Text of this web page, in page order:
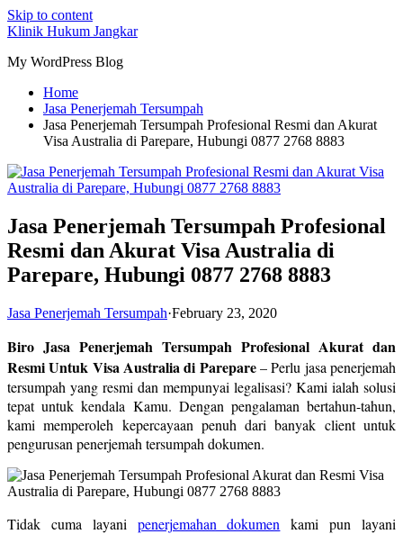
Skip to content
Klinik Hukum Jangkar
My WordPress Blog
Home
Jasa Penerjemah Tersumpah
Jasa Penerjemah Tersumpah Profesional Resmi dan Akurat
Visa Australia di Parepare, Hubungi 0877 2768 8883
Jasa Penerjemah Tersumpah Profesional
Resmi dan Akurat Visa Australia di
Parepare, Hubungi 0877 2768 8883
Jasa Penerjemah Tersumpah·February 23, 2020
Biro Jasa Penerjemah Tersumpah Profesional Akurat dan
Resmi Untuk Visa Australia di Parepare– Perlu jasa penerjemah
tersumpah yang resmi dan mempunyai legalisasi? Kami ialah solusi
tepat untuk kendala Kamu. Dengan pengalaman bertahun-tahun,
kami memperoleh kepercayaan penuh dari banyak client untuk
pengurusan penerjemah tersumpah dokumen.
Tidak cuma layani penerjemahan dokumen kami pun layani